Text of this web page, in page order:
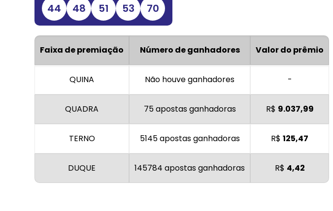
44 48 51 53 70
Faixa de premiação Número de ganhadores Valor do prêmio
QUINA Não houve ganhadores -
QUADRA 75 apostas ganhadoras R$ 9.037,99
TERNO 5145 apostas ganhadoras R$125,47
DUQUE 145784 apostas ganhadoras R$ 4,42